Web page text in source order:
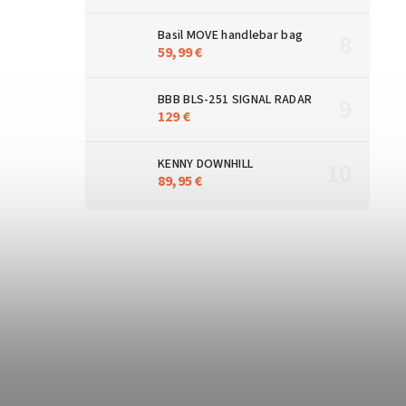
Basil MOVE handlebar bag
59,99 €
BBB BLS-251 SIGNAL RADAR
129 €
KENNY DOWNHILL
89,95 €